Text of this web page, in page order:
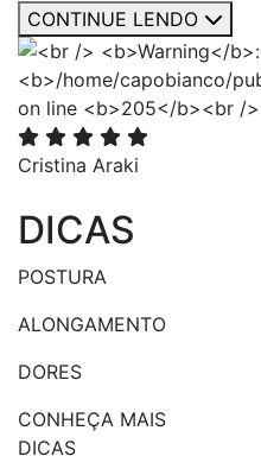
CONTINUE LENDO
Cristina Araki
DICAS
POSTURA
ALONGAMENTO
DORES
CONHEÇA MAIS
DICAS